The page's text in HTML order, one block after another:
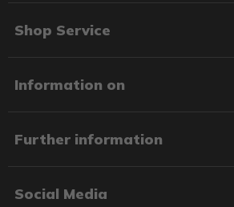
Shop Service
Information on
Further information
Social Media